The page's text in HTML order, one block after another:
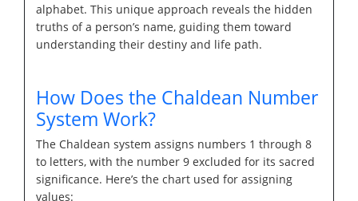
alphabet. This unique approach reveals the hidden
truths of a person’s name, guiding them toward
understanding their destiny and life path.
How Does the Chaldean Number
System Work?
The Chaldean system assigns numbers 1 through 8
to letters, with the number 9 excluded for its sacred
significance. Here’s the chart used for assigning
values: